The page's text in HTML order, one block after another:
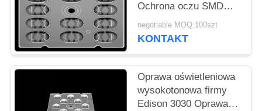
MAPA
WITRYNY
POLITYKA
Ochrona oczu SMD
LED Lens Do
oświetlenia ulicznego
negotiable MOQ:100szt
KONTAKT
Oprawa oświetleniowa
wysokotonowa firmy
Edison 3030 Oprawa